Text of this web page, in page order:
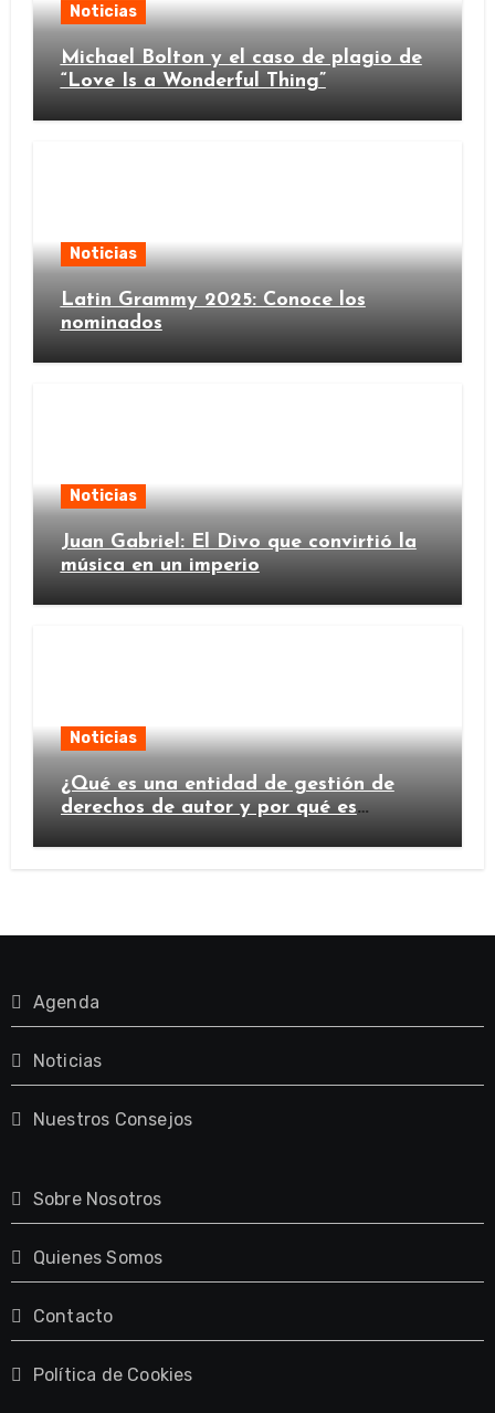
Noticias
Michael Bolton y el caso de plagio de
“Love Is a Wonderful Thing”
Noticias
Latin Grammy 2025: Conoce los
nominados
Noticias
Juan Gabriel: El Divo que convirtió la
música en un imperio
Noticias
¿Qué es una entidad de gestión de
derechos de autor y por qué es
Agenda
Noticias
Nuestros Consejos
Sobre Nosotros
Quienes Somos
Contacto
Política de Cookies